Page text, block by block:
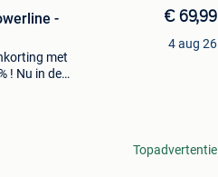
-
met
! Nu in de
€ 69,99
4 aug 26
Topadvertentie